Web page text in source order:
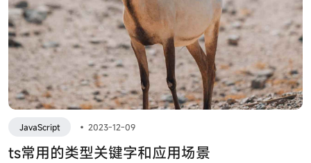
JavaScript • 2023-12-09
ts常用的类型关键字和应用场景